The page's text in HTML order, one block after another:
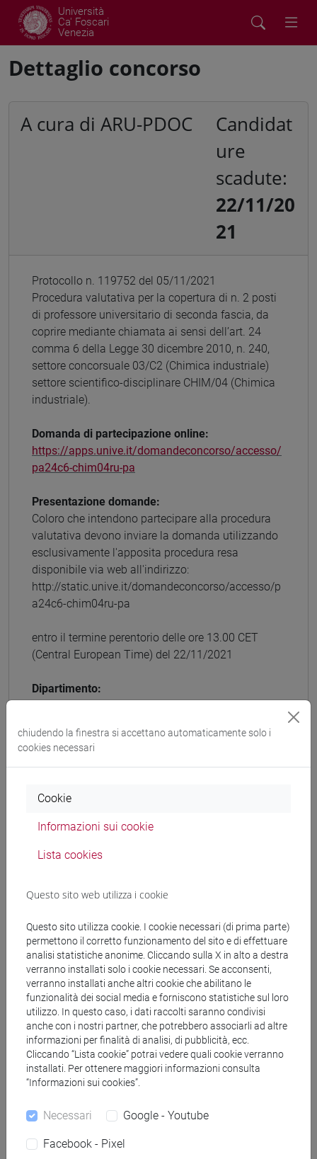
Università
Ca' Foscari
Venezia
Dettaglio concorso
A cura di ARU-PDOC
Candidat
ure
scadute:
22/11/20
21
Protocollo n. 119752 del 05/11/2021
Procedura valutativa per la copertura di n. 2 posti
di professore universitario di seconda fascia, da
coprire mediante chiamata ai sensi dell’art. 24
comma 6 della Legge 30 dicembre 2010, n. 240,
settore concorsuale 03/C2 (Chimica industriale)
settore scientifico-disciplinare CHIM/04 (Chimica
industriale).
Domanda di partecipazione online:
https://apps.unive.it/domandeconcorso/accesso/
pa24c6-chim04ru-pa
Presentazione domande:
Coloro che intendono partecipare alla procedura
valutativa devono inviare la domanda utilizzando
esclusivamente l'apposita procedura resa
disponibile via web all'indirizzo:
http://static.unive.it/domandeconcorso/accesso/p
a24c6-chim04ru-pa
entro il termine perentorio delle ore 13.00 CET
(Central European Time) del 22/11/2021
Dipartimento:
Settore Concorsuale:
Settore Scientifico Disciplinare:
Regime orario:
Stato concorso:
Concluso
Avviso emanazione bando pubblicato su:
Albo Ufficiale e Pagine web di Ateneo il 5/11/2021
Per informazioni:
Ufficio Personale Docente e CEL - Settore Concorsi
Documenti allegati
chiudendo la finestra si accettano automaticamente solo i
cookies necessari
Cookie
Informazioni sui cookie
Lista cookies
Questo sito web utilizza i cookie
Questo sito utilizza cookie. I cookie necessari (di prima parte)
permettono il corretto funzionamento del sito e di effettuare
analisi statistiche anonime. Cliccando sulla X in alto a destra
verranno installati solo i cookie necessari. Se acconsenti,
verranno installati anche altri cookie che abilitano le
funzionalità dei social media e forniscono statistiche sul loro
utilizzo. In questo caso, i dati raccolti saranno condivisi
anche con i nostri partner, che potrebbero associarli ad altre
informazioni per finalità di analisi, di pubblicità, ecc.
Cliccando “Lista cookie” potrai vedere quali cookie verranno
installati. Per ottenere maggiori informazioni consulta
“Informazioni sui cookies”.
Necessari Google - Youtube
Facebook - Pixel